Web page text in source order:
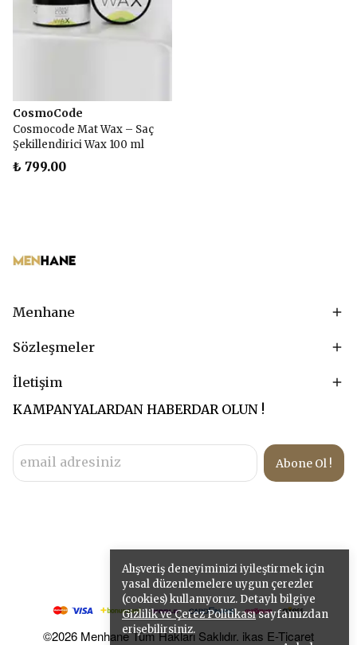
Alışveriş deneyiminizi iyileştirmek için
yasal düzenlemelere uygun çerezler
(cookies) kullanıyoruz. Detaylı bilgiye
Gizlilik ve Çerez Politikasısayfamızdan
erişebilirsiniz.
CosmoCode
Cosmocode Mat Wax – Saç
Şekillendirici Wax 100 ml
₺ 799.00
Menhane
Sözleşmeler
İletişim
KAMPANYALARDAN HABERDAR OLUN !
Abone Ol !
©2026 Menhane Tüm Hakları Saklıdır. ikas E-Ticaret